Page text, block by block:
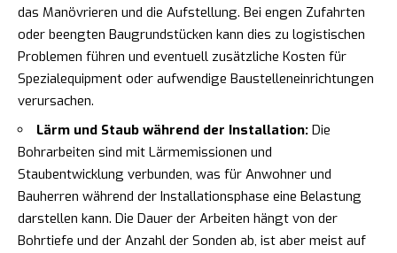
das Manövrieren und die Aufstellung. Bei engen Zufahrten
oder beengten Baugrundstücken kann dies zu logistischen
Problemen führen und eventuell zusätzliche Kosten für
Spezialequipment oder aufwendige Baustelleneinrichtungen
verursachen.
Lärm und Staub während der Installation: Die
Bohrarbeiten sind mit Lärmemissionen und
Staubentwicklung verbunden, was für Anwohner und
Bauherren während der Installationsphase eine Belastung
darstellen kann. Die Dauer der Arbeiten hängt von der
Bohrtiefe und der Anzahl der Sonden ab, ist aber meist auf